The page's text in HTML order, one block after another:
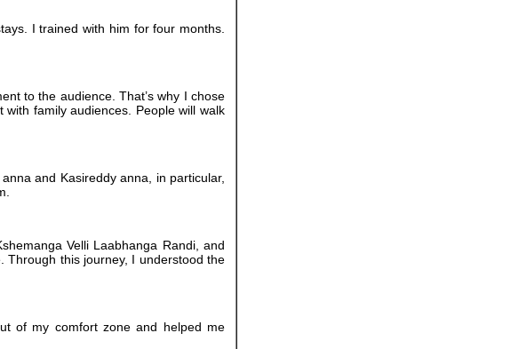
I trained with him for four months.
to the audience. That’s why I chose
family audiences. People will walk
and Kasireddy anna, in particular,
Velli Laabhanga Randi, and
Through this journey, I understood the
of my comfort zone and helped me